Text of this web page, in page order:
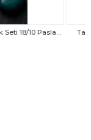
Bıçak Seti Taç